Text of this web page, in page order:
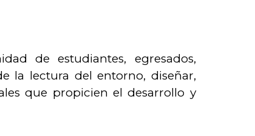
de estudiantes, egresados,
la lectura del entorno, diseñar,
que propicien el desarrollo y